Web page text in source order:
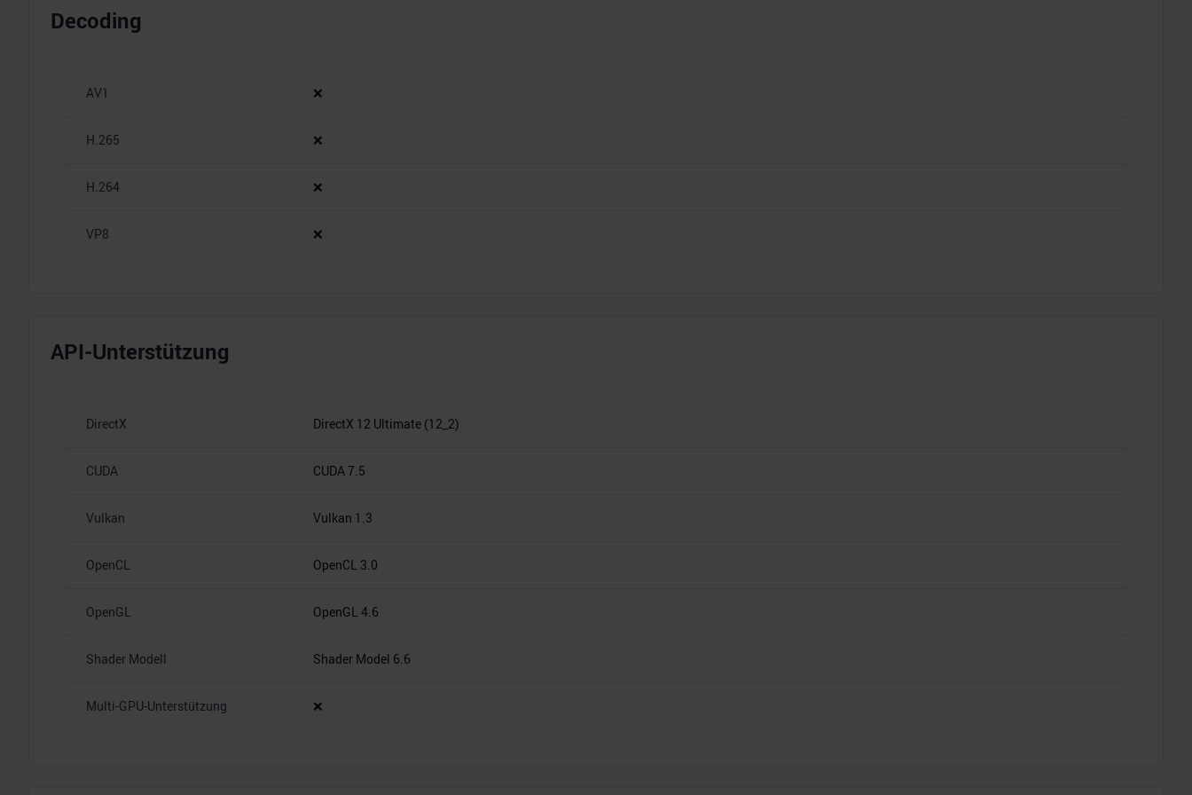
Decoding
AV1 ❌
H.265 ❌
H.264 ❌
VP8 ❌
API-Unterstützung
DirectX DirectX 12 Ultimate (12_2)
CUDA CUDA 7.5
Vulkan Vulkan 1.3
OpenCL OpenCL 3.0
OpenGL OpenGL 4.6
Shader Modell Shader Model 6.6
Multi-GPU-Unterstützung ❌